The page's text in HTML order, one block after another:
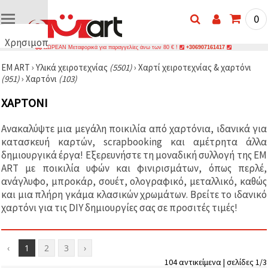
Χρησιμοποιούμε
🍪
Χρησιμοποιούμε
παρόμοιες
τεχνολογίες
διασφαλίσουμε
τη σωστή
λειτουργία
του
ιστότοπου,
βελτιώσουμε
την
εμπειρία
σας και, με
σας, να
αναλύουμε
0
ΔΩΡΕΑΝ Μεταφορικά για παραγγελίες άνω των 80 € ! +306907161417
EM ART › Υλικά χειροτεχνίας (5501)› Χαρτί χειροτεχνίας & χαρτόνι
(951)› Χαρτόνι (103)
ΧΑΡΤΌΝΙ
Ανακαλύψτε μια μεγάλη ποικιλία από χαρτόνια, ιδανικά για
κατασκευή καρτών, scrapbooking και αμέτρητα άλλα
δημιουργικά έργα! Εξερευνήστε τη μοναδική συλλογή της EM
ART με ποικιλία υφών και φινιρισμάτων, όπως περλέ,
ανάγλυφο, μπροκάρ, σουέτ, ολογραφικό, μεταλλικό, καθώς
και μια πλήρη γκάμα κλασικών χρωμάτων. Βρείτε το ιδανικό
χαρτόνι για τις DIY δημιουργίες σας σε προσιτές τιμές!
‹ 1 2 3 ›
104 αντικείμενα | σελίδες 1/3